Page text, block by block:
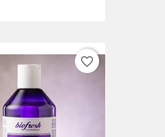
favorite_border